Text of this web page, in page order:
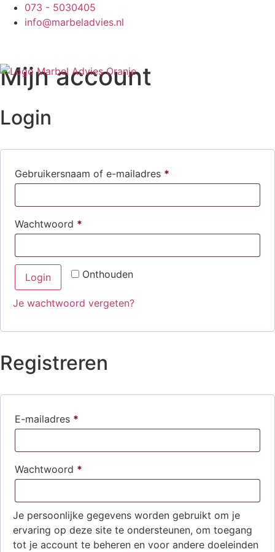
073 - 5030405
info@marbeladvies.nl
Mijn account
Login
Gebruikersnaam of e-mailadres *
Wachtwoord *
Onthouden
Login
Je wachtwoord vergeten?
Registreren
E-mailadres *
Wachtwoord *
Je persoonlijke gegevens worden gebruikt om je
ervaring op deze site te ondersteunen, om toegang
tot je account te beheren en voor andere doeleinden